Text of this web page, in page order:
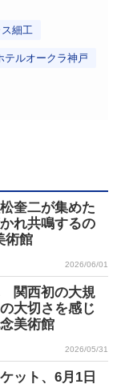
細工
テルオークラ神戸
奎二が集めた
れ共鳴するの
術館
2026/06/01
関西初の大規
大切さを感じ
美術館
2026/05/31
ット、6月1日